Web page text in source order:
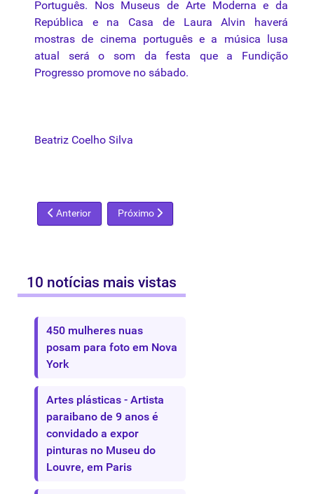
Português. Nos Museus de Arte Moderna e da
República e na Casa de Laura Alvin haverá
mostras de cinema português e a música lusa
atual será o som da festa que a Fundição
Progresso promove no sábado.
Beatriz Coelho Silva
Artigo anterior: Começam os festejos dos 500 anos de "Davi"
Anterior Próximo artigo: Exposição traz delírios
Próximo
10 notícias mais vistas
450 mulheres nuas
posam para foto em Nova
York
Artes plásticas - Artista
paraibano de 9 anos é
convidado a expor
pinturas no Museu do
Louvre, em Paris